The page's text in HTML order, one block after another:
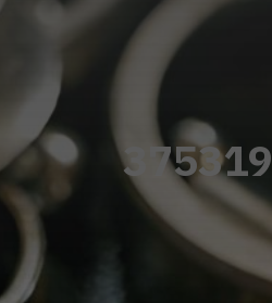
375319